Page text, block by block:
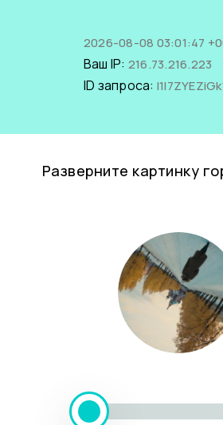
2026-08-08 03:01:47
Ваш IP: 216.73.216.223
ID запроса:
Разверните картинку